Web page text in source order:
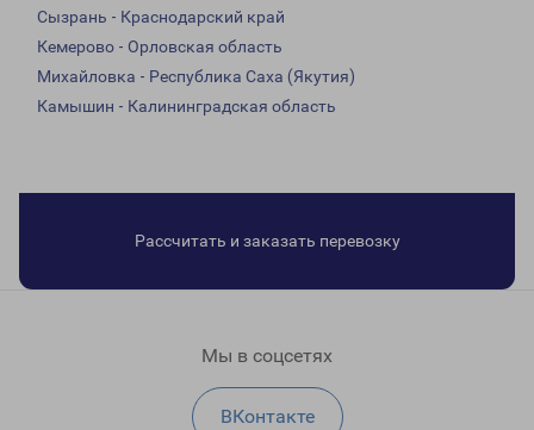
Сызрань - Краснодарский край
Кемерово - Орловская область
Михайловка - Республика Саха (Якутия)
Камышин - Калининградская область
Рассчитать и заказать перевозку
Мы в соцсетях
ВКонтакте